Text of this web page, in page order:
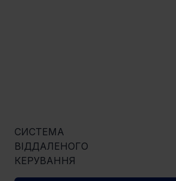
СИСТЕМА
ВІДДАЛЕНОГО
КЕРУВАННЯ